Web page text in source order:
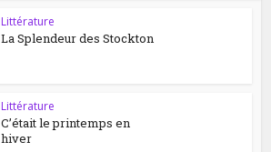
Littérature
La Splendeur des Stockton
Littérature
C’était le printemps en
hiver